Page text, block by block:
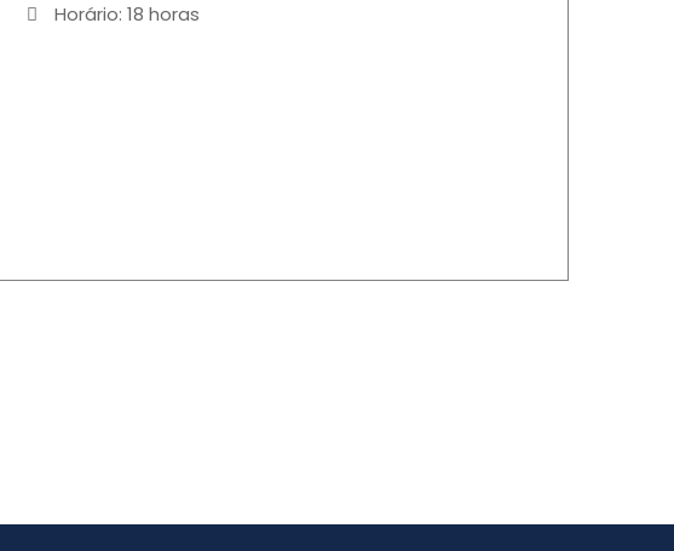
Horário: 18 horas